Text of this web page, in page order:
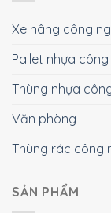
Xe nâng công
Pallet nhựa
Thùng nhựa
Văn phòng
Thùng rác công
SẢN PHẨM